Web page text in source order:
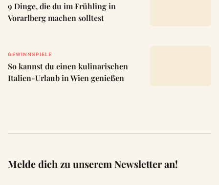
9 Dinge, die du im Frühling in
Vorarlberg machen solltest
GEWINNSPIELE
So kannst du einen kulinarischen
Italien-Urlaub in Wien genießen
Melde dich zu unserem Newsletter an!